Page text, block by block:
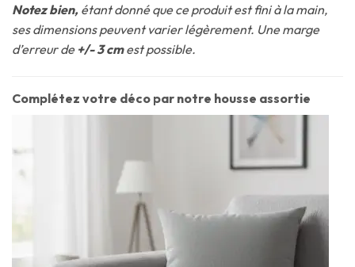
Notez bien, étant donné que ce produit est fini à la main,
ses dimensions peuvent varier légèrement. Une marge
d’erreur de +/- 3 cmest possible.
Complétez votre déco par notre housse assortie